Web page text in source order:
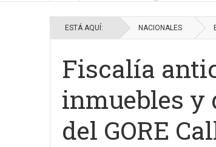
ESTÁ AQUÍ: NACIONALES
Fiscalía
inmuebles y
del GORE